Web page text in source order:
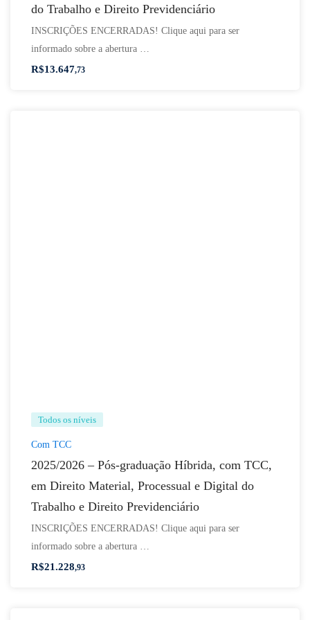
do Trabalho e Direito Previdenciário
INSCRIÇÕES ENCERRADAS! Clique aqui para ser
informado sobre a abertura …
R$13.647,73
Todos os níveis
Com TCC
2025/2026 – Pós-graduação Híbrida, com TCC,
em Direito Material, Processual e Digital do
Trabalho e Direito Previdenciário
INSCRIÇÕES ENCERRADAS! Clique aqui para ser
informado sobre a abertura …
R$21.228,93